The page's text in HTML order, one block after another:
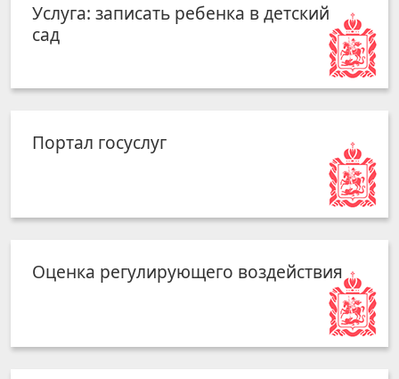
Услуга: записать ребенка в детский
сад
Портал госуслуг
Оценка регулирующего воздействия